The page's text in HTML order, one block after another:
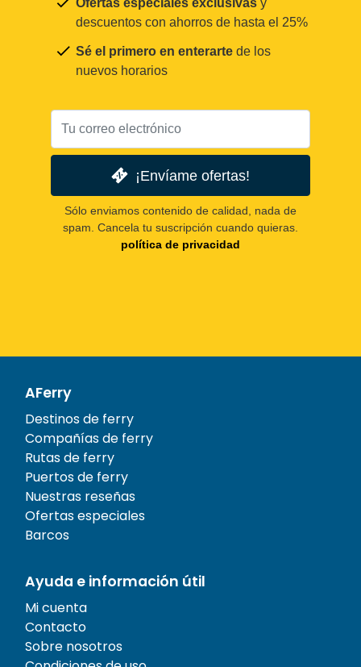
descuentos con ahorros de hasta el 25%
Sé el primero en enterarte de los
nuevos horarios
¡Envíame ofertas!
Sólo enviamos contenido de calidad, nada de
spam. Cancela tu suscripción cuando quieras.
política de privacidad
AFerry
Destinos de ferry
Compañías de ferry
Rutas de ferry
Puertos de ferry
Nuestras reseñas
Ofertas especiales
Barcos
Ayuda e información útil
Mi cuenta
Contacto
Sobre nosotros